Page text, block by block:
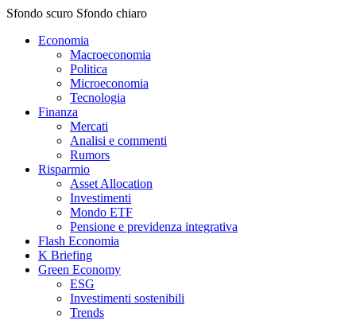
Sfondo scuro Sfondo chiaro
Economia
Macroeconomia
Politica
Microeconomia
Tecnologia
Finanza
Mercati
Analisi e commenti
Rumors
Risparmio
Asset Allocation
Investimenti
Mondo ETF
Pensione e previdenza integrativa
Flash Economia
K Briefing
Green Economy
ESG
Investimenti sostenibili
Trends